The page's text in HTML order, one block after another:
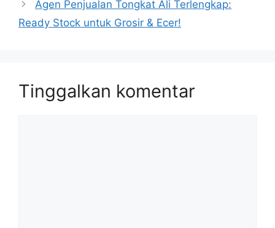
Agen Penjualan Tongkat Ali Terlengkap:
Ready Stock untuk Grosir & Ecer!
Tinggalkan komentar